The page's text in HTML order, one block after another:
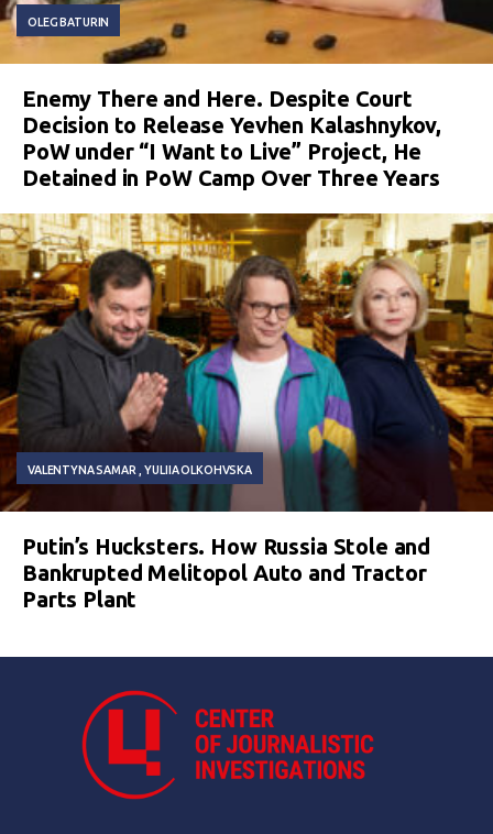
OLEG BATURIN
Enemy There and Here. Despite Court
Decision to Release Yevhen Kalashnykov,
PoW under “I Want to Live” Project, He
Detained in PoW Camp Over Three Years
VALENTYNA SAMAR YULIIA OLKOHVSKA
Putin’s Hucksters. How Russia Stole and
Bankrupted Melitopol Auto and Tractor
Parts Plant